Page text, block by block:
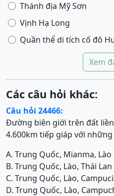
Thánh địa Mỹ Sơn
Vịnh Hạ Long
Quần thể di tích cố đô
Xem
Các câu hỏi khác:
Câu hỏi 24466:
Đường biên giới trên đất
4.600km tiếp giáp với
A. Trung Quốc, Mianma, Lào
B. Trung Quốc, Lào, Thái Lan
C. Trung Quốc, Lào,
D. Trung Quốc, Lào,